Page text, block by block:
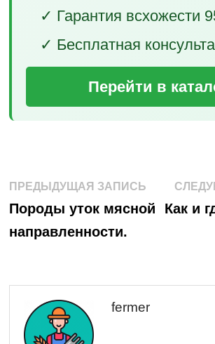
✓ Гарантия всхожести
✓ Бесплатная
Перейти в
Навигация
по
записям
ПРЕДЫДУЩАЯ ЗАПИСЬ
запись:
Породы уток мясной
направленности.
Как и
fermer